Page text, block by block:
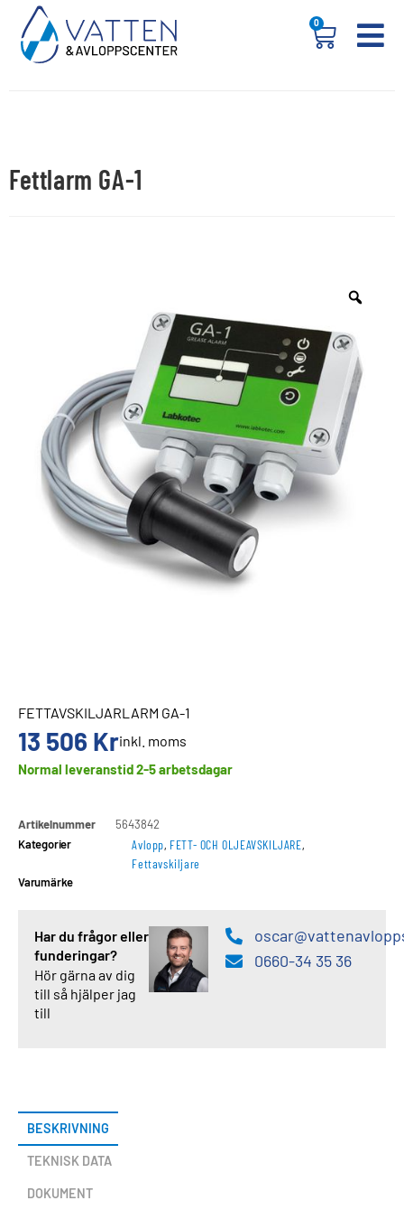
0
Fettlarm GA-1
FETTAVSKILJARLARM GA-1
13 506 Krinkl. moms
Normal leveranstid 2-5 arbetsdagar
Artikelnummer
5643842
Kategorier
Avlopp, FETT- OCH OLJEAVSKILJARE,
Fettavskiljare
Varumärke
Har du frågor eller
funderingar?
Hör gärna av dig
till så hjälper jag
till
0660-34 35 36
BESKRIVNING
TEKNISK DATA
DOKUMENT